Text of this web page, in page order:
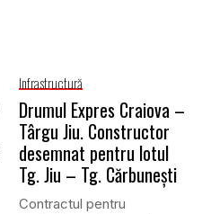
Infrastructură
Drumul Expres Craiova –
Târgu Jiu. Constructor
desemnat pentru lotul
Tg. Jiu – Tg. Cărbunești
Contractul pentru